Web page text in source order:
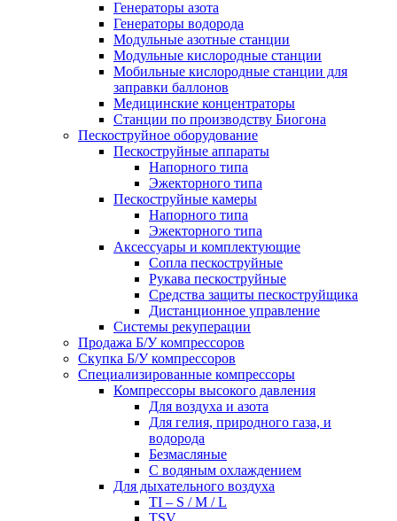
Генераторы азота
Генераторы водорода
Модульные азотные станции
Модульные кислородные станции
Мобильные кислородные станции для
заправки баллонов
Медицинские концентраторы
Станции по производству Биогона
Пескоструйное оборудование
Пескоструйные аппараты
Напорного типа
Эжекторного типа
Пескоструйные камеры
Напорного типа
Эжекторного типа
Аксессуары и комплектующие
Сопла пескоструйные
Рукава пескоструйные
Средства защиты пескоструйщика
Дистанционное управление
Системы рекуперации
Продажа Б/У компрессоров
Скупка Б/У компрессоров
Специализированные компрессоры
Компрессоры высокого давления
Для воздуха и азота
Для гелия, природного газа, и
водорода
Безмасляные
С водяным охлаждением
Для дыхательного воздуха
TI – S / M / L
TSV